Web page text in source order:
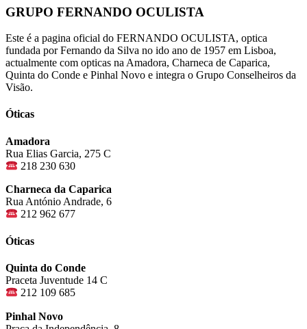
GRUPO FERNANDO OCULISTA
Este é a pagina oficial do FERNANDO OCULISTA, optica
fundada por Fernando da Silva no ido ano de 1957 em Lisboa,
actualmente com opticas na Amadora, Charneca de Caparica,
Quinta do Conde e Pinhal Novo e integra o Grupo Conselheiros da
Visão.
Óticas
Amadora
Rua Elias Garcia, 275 C
218 230 630
Charneca da Caparica
Rua António Andrade, 6
212 962 677
Óticas
Quinta do Conde
Praceta Juventude 14 C
212 109 685
Pinhal Novo